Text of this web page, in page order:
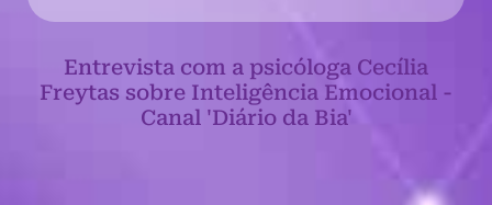
Entrevista com a psicóloga Cecília
Freytas sobre Inteligência Emocional -
Canal 'Diário da Bia'